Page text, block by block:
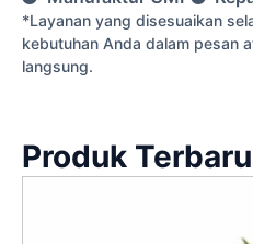
*Layanan yang disesuaikan
kebutuhan Anda dalam pesan
langsung.
Produk Terbaru